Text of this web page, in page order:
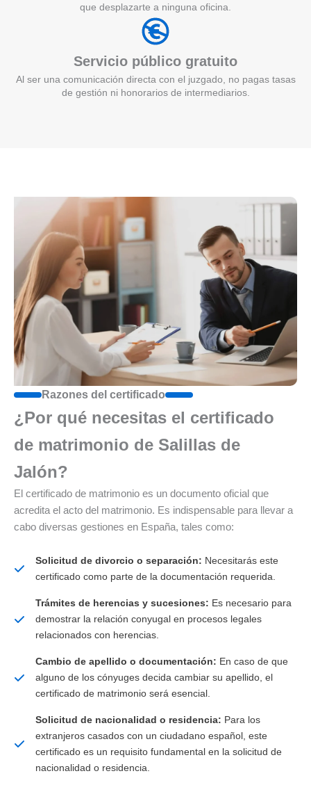
que desplazarte a ninguna oficina.
Servicio público gratuito
Al ser una comunicación directa con el juzgado, no pagas tasas
de gestión ni honorarios de intermediarios.
Razones del certificado
¿Por qué necesitas el certificado
de matrimonio de Salillas de
Jalón?
El certificado de matrimonio es un documento oficial que
acredita el acto del matrimonio. Es indispensable para llevar a
cabo diversas gestiones en España, tales como:
Solicitud de divorcio o separación: Necesitarás este
certificado como parte de la documentación requerida.
Trámites de herencias y sucesiones: Es necesario para
demostrar la relación conyugal en procesos legales
relacionados con herencias.
Cambio de apellido o documentación: En caso de que
alguno de los cónyuges decida cambiar su apellido, el
certificado de matrimonio será esencial.
Solicitud de nacionalidad o residencia: Para los
extranjeros casados con un ciudadano español, este
certificado es un requisito fundamental en la solicitud de
nacionalidad o residencia.